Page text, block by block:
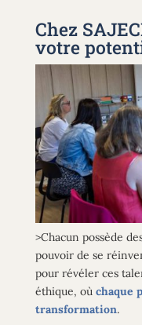
Chez
votre
>Chacun possède
pouvoir de se
pour révéler ces
éthique, où chaque
transformation.